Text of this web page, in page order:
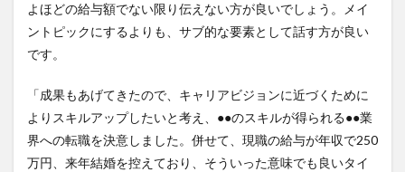
よほどの給与額でない限り伝えない方が良いでしょう。メイ
ントピックにするよりも、サブ的な要素として話す方が良い
です。
「成果もあげてきたので、キャリアビジョンに近づくために
よりスキルアップしたいと考え、●●のスキルが得られる●●業
界への転職を決意しました。併せて、現職の給与が年収で250
万円、来年結婚を控えており、そういった意味でも良いタイ